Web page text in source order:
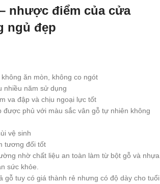
nhược điểm của cửa
ngủ đẹp
ăn mòn, không co ngót
nhiều năm sử dụng
va đập và chịu ngoại lực tốt
được phủ với màu sắc vân gỗ tự nhiên không
vệ sinh
tương đối tốt
nhờ chất liệu an toàn làm từ bột gỗ và nhựa
sức khỏe.
gỗ tuy có giá thành rẻ nhưng có độ dày cho tuổi